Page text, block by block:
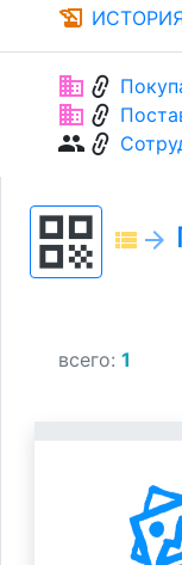
history_edu
businesslink
businesslink
grouplink
qr_code view_list arrow_forward
всего: 1